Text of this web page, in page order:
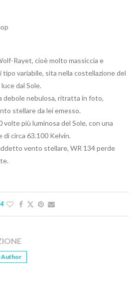
Rayet, cioè molto massiccia e
variabile, sita nella costellazione del
dal Sole.
debole nebulosa, ritratta in foto,
stellare da lei emesso.
volte più luminosa del Sole, con una
circa 63.100 Kelvin.
vento stellare, WR 134 perde
Author